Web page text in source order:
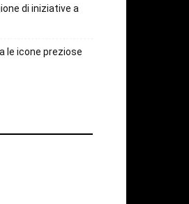
di iniziative a
le icone preziose